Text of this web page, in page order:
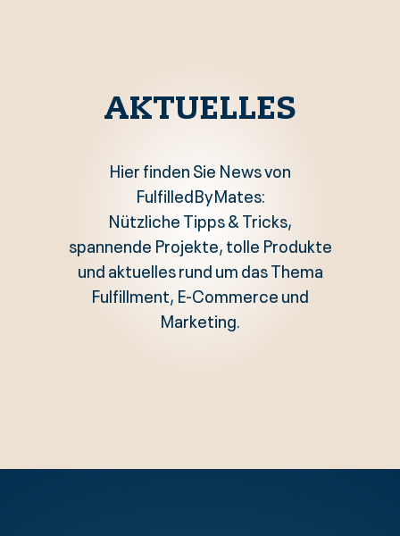
AKTUELLES
Hier finden Sie News von
FulfilledByMates:
Nützliche Tipps & Tricks,
spannende Projekte, tolle Produkte
und aktuelles rund um das Thema
Fulfillment, E-Commerce und
Marketing.